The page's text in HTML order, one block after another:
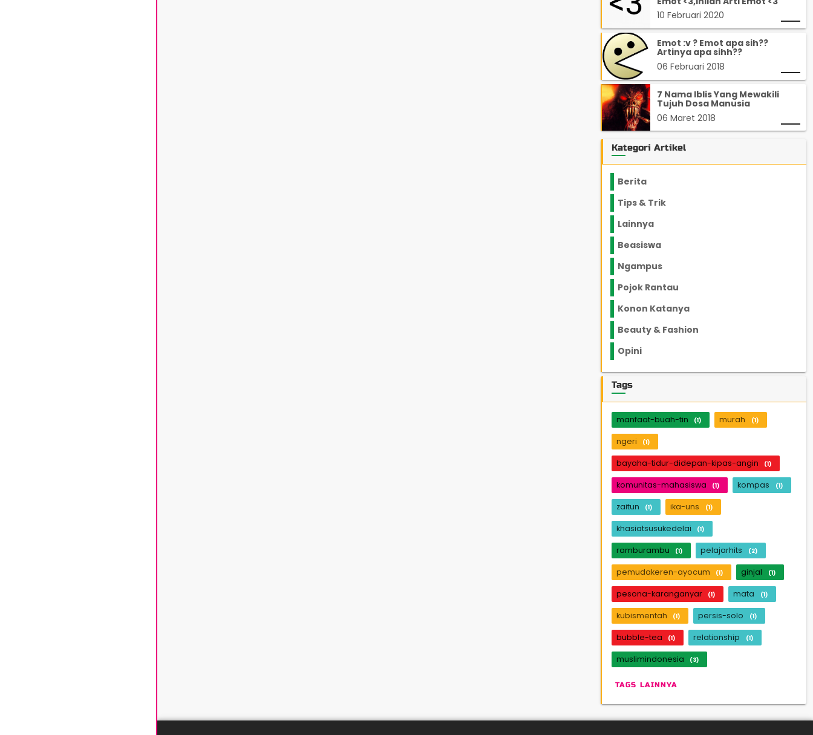
10 Februari 2020
Emot :v ? Emot apa sih??
Artinya apa sihh??
06 Februari 2018
7 Nama Iblis Yang Mewakili
Tujuh Dosa Manusia
06 Maret 2018
Kategori Artikel
Berita
Tips & Trik
Lainnya
Beasiswa
Ngampus
Pojok Rantau
Konon Katanya
Beauty & Fashion
Opini
Tags
manfaat-buah-tin (1) murah (1)
ngeri (1)
bayaha-tidur-didepan-kipas-angin (1)
komunitas-mahasiswa (1) kompas (1)
zaitun (1) ika-uns (1)
khasiatsusukedelai (1)
ramburambu (1) pelajarhits (2)
pemudakeren-ayocum (1) ginjal (1)
pesona-karanganyar (1) mata (1)
kubismentah (1) persis-solo (1)
bubble-tea (1) relationship (1)
muslimindonesia (3)
TAGS LAINNYA